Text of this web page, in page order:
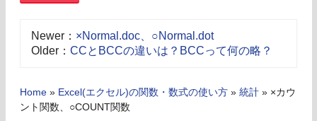
Newer： ×Normal.doc、○Normal.dot
Older： CCとBCCの違いは？BCCって何の略？
Home » Excel(エクセル)の関数・数式の使い方 » 統計 » ×カウ
ント関数、○COUNT関数